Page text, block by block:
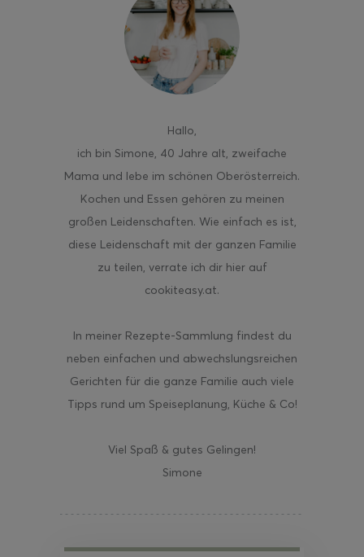
Hallo,
ich bin Simone, 40 Jahre alt, zweifache
Mama und lebe im schönen Oberösterreich.
Kochen und Essen gehören zu meinen
großen Leidenschaften. Wie einfach es ist,
diese Leidenschaft mit der ganzen Familie
zu teilen, verrate ich dir hier auf
cookiteasy.at.
In meiner Rezepte-Sammlung findest du
neben einfachen und abwechslungsreichen
Gerichten für die ganze Familie auch viele
Tipps rund um Speiseplanung, Küche & Co!
Viel Spaß & gutes Gelingen!
Simone